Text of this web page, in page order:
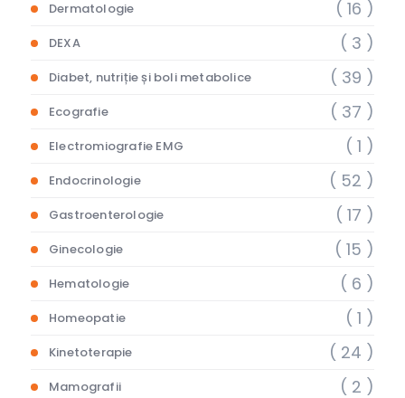
Dermatologie ( 16 )
DEXA ( 3 )
Diabet, nutriție și boli metabolice ( 39 )
Ecografie ( 37 )
Electromiografie EMG ( 1 )
Endocrinologie ( 52 )
Gastroenterologie ( 17 )
Ginecologie ( 15 )
Hematologie ( 6 )
Homeopatie ( 1 )
Kinetoterapie ( 24 )
Mamografii ( 2 )